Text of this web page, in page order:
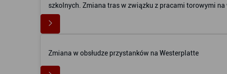
szkolnych. Zmiana tras w związku z pracami torowymi
Zmiana w obsłudze przystanków na Westerplatte